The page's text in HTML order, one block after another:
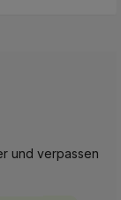
und verpassen